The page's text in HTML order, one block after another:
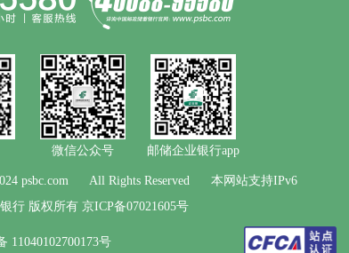
微信公众号 邮储企业银行app
psbc.com All Rights Reserved
本网站支持IPv6
行 版权所有 京ICP备07021605号
11040102700173号